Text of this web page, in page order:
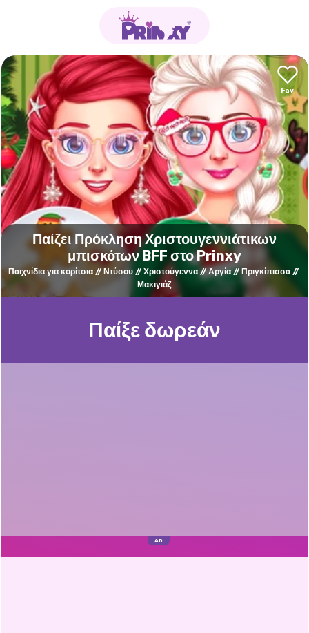
Παίζει Πρόκληση Χριστουγεννιάτικων
μπισκότων BFF στο Prinxy
Παιχνίδια για κορίτσια Ντύσου Χριστούγεννα Αργία
Πριγκίπισσα
Μακιγιάζ
Παίξε δωρεάν